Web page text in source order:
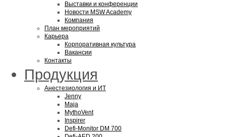
Выставки и конференции
Новости MSW Academy
Компания
План мероприятий
Карьера
Корпоративная культура
Вакансии
Контакты
Продукция
Анестезиология и ИТ
Jenny
Maja
MythoVent
Inspirer
Defi-Monitor DM 700